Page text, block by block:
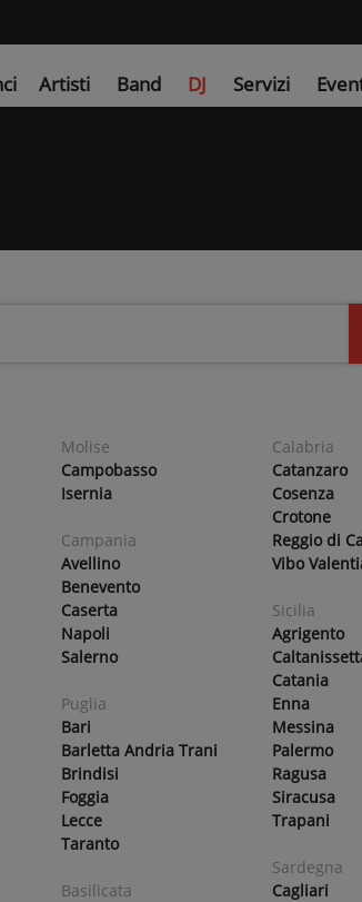
Artisti Band DJ Servizi
Molise
Campobasso
Isernia
Campania
Avellino
Benevento
Caserta
Napoli
Salerno
Puglia
Bari
Barletta Andria Trani
Brindisi
Foggia
Lecce
Taranto
Basilicata
Calabria
Catanzaro
Cosenza
Crotone
Reggio di
Vibo
Sicilia
Agrigento
Catania
Enna
Messina
Palermo
Ragusa
Siracusa
Trapani
Sardegna
Cagliari